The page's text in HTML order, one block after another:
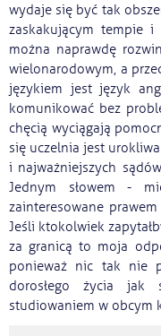
wydaje się być tak
zaskakującym tempie
można naprawdę
wielonarodowym, a
językiem jest język
komunikować bez
chęcią wyciągają
się uczelnia jest
i najważniejszych
Jednym słowem -
zainteresowane
Jeśli ktokolwiek
za granicą to moja
ponieważ nic tak nie
dorosłego życia jak
studiowaniem w obcym